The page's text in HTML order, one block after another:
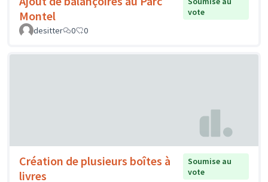
Montel
vote
desitter
0 0
Création de plusieurs boîtes à
livres
Soumise au
vote